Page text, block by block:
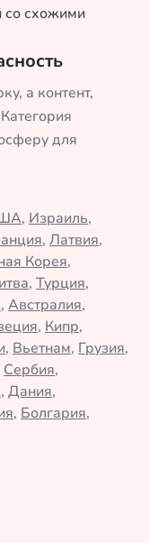
со схожими
а контент,
для
, Израиль,
, Латвия,
Корея,
, Турция,
, Австралия,
, Кипр,
, Вьетнам, Грузия,
Сербия,
, Дания,
, Болгария,